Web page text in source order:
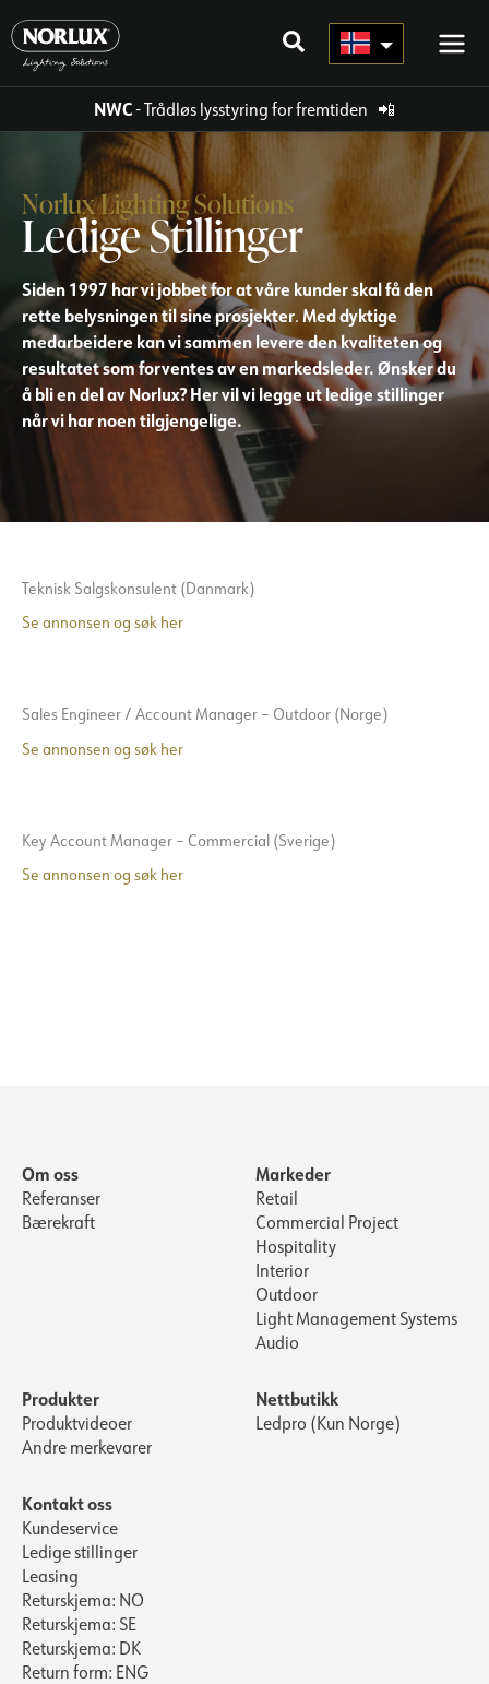
rett
innholdet
NWC- Trådløs lysstyring for fremtiden 📲
Norlux Lighting Solutions
Ledige Stillinger
Siden 1997 har vi jobbet for at våre kunder skal få den
rette belysningen til sine prosjekter. Med dyktige
medarbeidere kan vi sammen levere den kvaliteten og
resultatet som forventes av en markedsleder. Ønsker du
å bli en del av Norlux? Her vil vi legge ut ledige stillinger
når vi har noen tilgjengelige.
Teknisk Salgskonsulent (Danmark)
Se annonsen og søk her
Sales Engineer / Account Manager – Outdoor (Norge)
Se annonsen og søk her
Key Account Manager – Commercial (Sverige)
Se annonsen og søk her
Om oss
Referanser
Bærekraft
Markeder
Retail
Commercial Project
Hospitality
Interior
Outdoor
Light Management Systems
Audio
Produkter
Produktvideoer
Andre merkevarer
Nettbutikk
Ledpro (Kun Norge)
Kontakt oss
Kundeservice
Ledige stillinger
Leasing
Returskjema: NO
Returskjema: SE
Returskjema: DK
Return form: ENG